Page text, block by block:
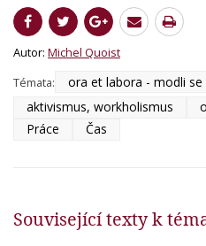
Autor: Michel Quoist
Témata:
ora et labora - modli se
aktivismus, workholismus
Práce
Čas
Související texty k